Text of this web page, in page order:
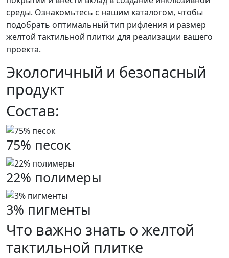
среды. Ознакомьтесь с нашим каталогом, чтобы
подобрать оптимальный тип рифления и размер
желтой тактильной плитки для реализации вашего
проекта.
Экологичный и безопасный
продукт
Состав:
75% песок
22% полимеры
3% пигменты
Что важно знать о желтой
тактильной плитке